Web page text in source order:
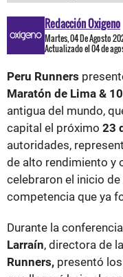
Redacción Oxigeno
Martes, 04 De Agosto
Actualizado el 04 de
Peru Runners
Maratón de Lima &
antigua del mundo,
capital el próximo 23
autoridades,
de alto rendimiento y
celebraron el inicio de
competencia que ya
Durante la
Larraín, directora de
Runners, presentó